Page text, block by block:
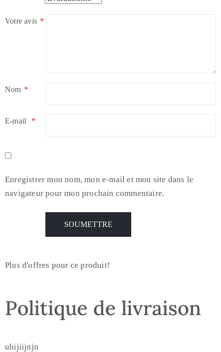
Votre avis *
Nom *
E-mail *
Enregistrer mon nom, mon e-mail et mon site dans le
navigateur pour mon prochain commentaire.
Plus d'offres pour ce produit!
Politique de livraison
uhijiijnjn